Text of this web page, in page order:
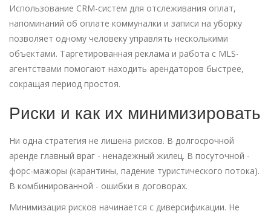
Использование CRM-систем для отслеживания оплат,
напоминаний об оплате коммуналки и записи на уборку
позволяет одному человеку управлять несколькими
объектами. Таргетированная реклама и работа с MLS-
агентствами помогают находить арендаторов быстрее,
сокращая период простоя.
Риски и как их минимизировать
Ни одна стратегия не лишена рисков. В долгосрочной
аренде главный враг - ненадежный жилец. В посуточной -
форс-мажоры (карантины, падение туристического потока).
В комбинированной - ошибки в договорах.
Минимизация рисков начинается с диверсификации. Не